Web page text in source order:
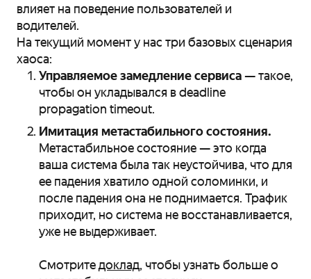
влияет на поведение пользователей и
водителей.
На текущий момент у нас три базовых сценария
хаоса:
Управляемое замедление сервиса— такое,
чтобы он укладывался в deadline
propagation timeout.
Имитация метастабильного состояния.
Метастабильное состояние — это когда
ваша система была так неустойчива, что для
ее падения хватило одной соломинки, и
после падения она не поднимается. Трафик
приходит, но система не восстанавливается,
уже не выдерживает.
Смотритедоклад, чтобы узнать больше о